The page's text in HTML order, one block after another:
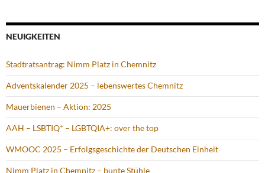
NEUIGKEITEN
Stadtratsantrag: Nimm Platz in Chemnitz
Adventskalender 2025 – lebenswertes Chemnitz
Mauerbienen – Aktion: 2025
AAH – LSBTIQ* – LGBTQIA+: over the top
WMOOC 2025 – Erfolgsgeschichte der Deutschen Einheit
Nimm Platz in Chemnitz – bunte Stühle